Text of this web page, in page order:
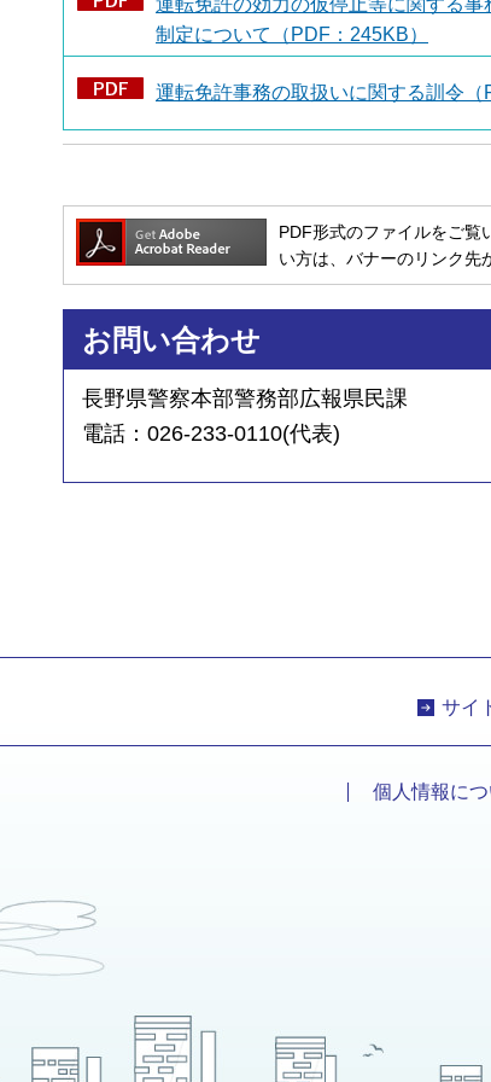
運転免許の効力の仮停止等に関する事
制定について（PDF：245KB）
運転免許事務の取扱いに関する訓令（
PDF形式のファイルをご覧
い方は、バナーのリンク先
お問い合わせ
長野県警察本部警務部広報県民課
電話：026-233-0110(代表)
サイ
個人情報につ